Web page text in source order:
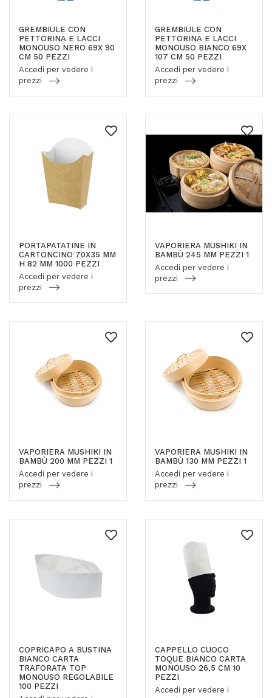
GREMBIULE CON
PETTORINA E LACCI
MONOUSO NERO 69X 90
CM 50 PEZZI
Accedi per vedere i
prezzi
GREMBIULE CON
PETTORINA E LACCI
MONOUSO BIANCO 69X
107 CM 50 PEZZI
Accedi per vedere i
prezzi
PORTAPATATINE IN
CARTONCINO 70X35 MM
H 82 MM 1000 PEZZI
Accedi per vedere i
prezzi
VAPORIERA MUSHIKI IN
BAMBÙ 245 MM PEZZI 1
Accedi per vedere i
prezzi
VAPORIERA MUSHIKI IN
BAMBÙ 200 MM PEZZI 1
Accedi per vedere i
prezzi
VAPORIERA MUSHIKI IN
BAMBÙ 130 MM PEZZI 1
Accedi per vedere i
prezzi
COPRICAPO A BUSTINA
BIANCO CARTA
TRAFORATA TOP
MONOUSO REGOLABILE
100 PEZZI
CAPPELLO CUOCO
TOQUE BIANCO CARTA
MONOUSO 26,5 CM 10
PEZZI
Accedi per vedere i